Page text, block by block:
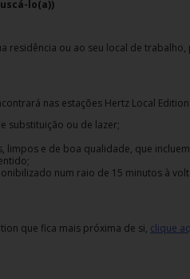
lo(a))
residência ou ao seu local de trabalho,
nas estações Hertz Local Edition:
substituição ou de lazer;
e de boa qualidade, que
num raio de 15 minutos à
que fica mais próxima de si, clique